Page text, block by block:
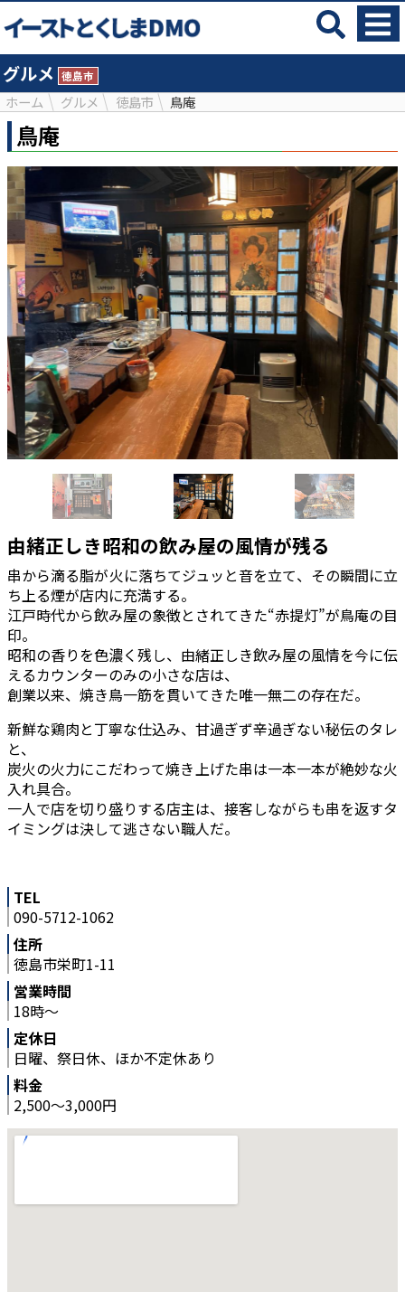
グルメ 徳島市
ホーム グルメ 徳島市 鳥庵
鳥庵
由緒正しき昭和の飲み屋の風情が残る
串から滴る脂が火に落ちてジュッと音を立て、その瞬間に立
ち上る煙が店内に充満する。
江戸時代から飲み屋の象徴とされてきた“赤提灯”が鳥庵の目
印。
昭和の香りを色濃く残し、由緒正しき飲み屋の風情を今に伝
えるカウンターのみの小さな店は、
創業以来、焼き鳥一筋を貫いてきた唯一無二の存在だ。
新鮮な鶏肉と丁寧な仕込み、甘過ぎず辛過ぎない秘伝のタレ
と、
炭火の火力にこだわって焼き上げた串は一本一本が絶妙な火
入れ具合。
一人で店を切り盛りする店主は、接客しながらも串を返すタ
イミングは決して逃さない職人だ。
TEL
090-5712-1062
住所
徳島市栄町1-11
営業時間
18時～
定休日
日曜、祭日休、ほか不定休あり
料金
2,500～3,000円